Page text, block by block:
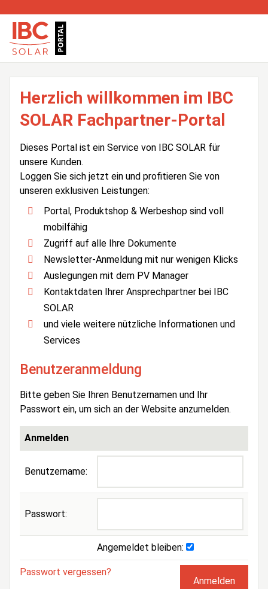
Herzlich willkommen im IBC
SOLAR Fachpartner-Portal
Dieses Portal ist ein Service von IBC SOLAR für
unsere Kunden.
Loggen Sie sich jetzt ein und profitieren Sie von
unseren exklusiven Leistungen:
Portal, Produktshop & Werbeshop sind voll
mobilfähig
Zugriff auf alle Ihre Dokumente
Newsletter-Anmeldung mit nur wenigen Klicks
Auslegungen mit dem PV Manager
Kontaktdaten Ihrer Ansprechpartner bei IBC
SOLAR
und viele weitere nützliche Informationen und
Services
Benutzeranmeldung
Bitte geben Sie Ihren Benutzernamen und Ihr
Passwort ein, um sich an der Website anzumelden.
Anmelden
Benutzername:
Passwort:
Angemeldet bleiben:
Passwort vergessen?